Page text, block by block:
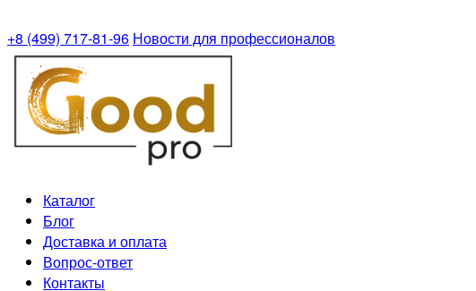
+8 (499) 717-81-96 Новости для профессионалов
Каталог
Блог
Доставка и оплата
Вопрос-ответ
Контакты